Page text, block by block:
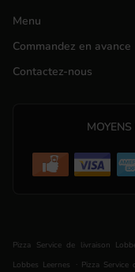
Menu
Commandez en avance
Contactez-nous
Pizza Service de livraison
Lobbes Leernes
. Pizza Service